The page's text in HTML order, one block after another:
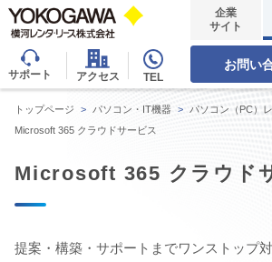
サポート アクセス TEL
企業
サイト
お問い
トップページ > パソコン・IT機器 > パソコン（PC）
Microsoft 365 クラウドサービス
Microsoft 365 クラウド
提案・構築・サポートまでワンストップ